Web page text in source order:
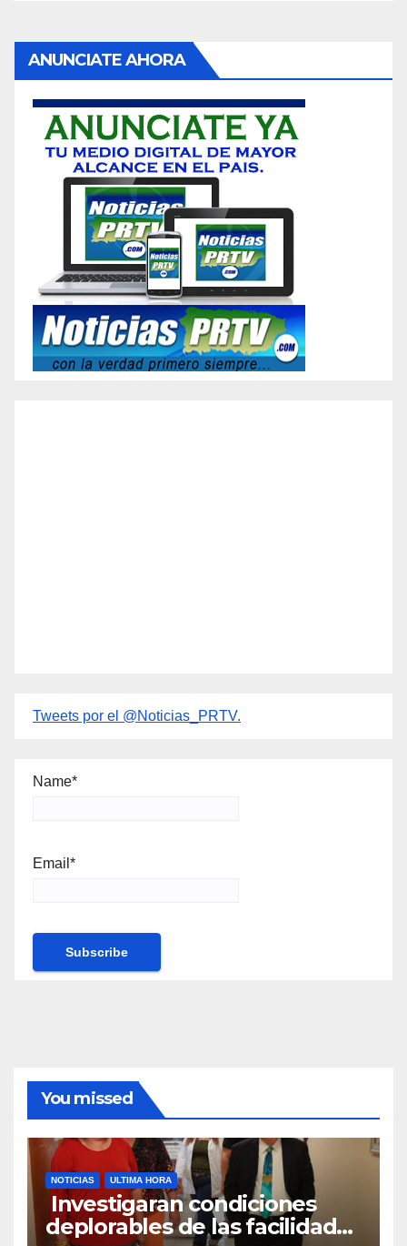
ANUNCIATE AHORA
Tweets por el @Noticias_PRTV.
Name*
Email*
You missed
NOTICIAS ULTIMA HORA
Investigaran condiciones
deplorables de las facilidades